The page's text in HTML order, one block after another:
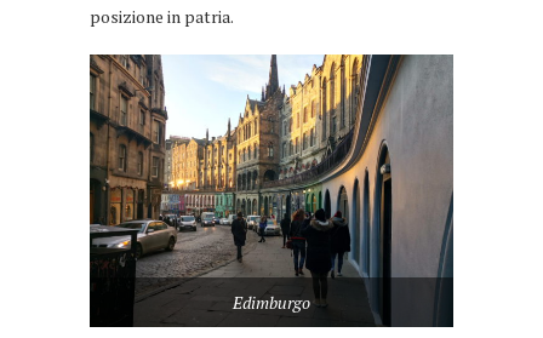
posizione in patria.
Edimburgo